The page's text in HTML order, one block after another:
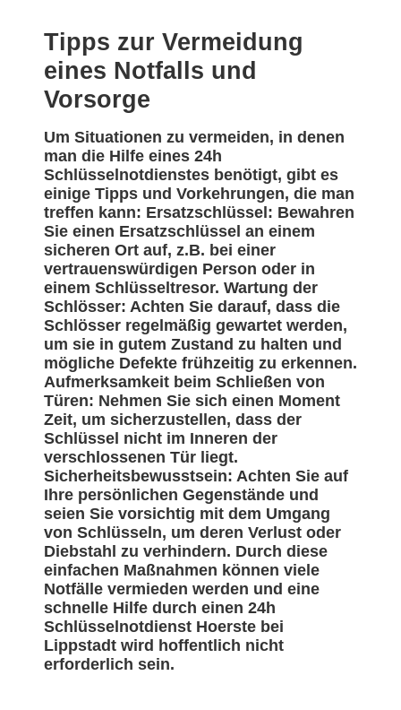
Tipps zur Vermeidung
eines Notfalls und
Vorsorge
Um Situationen zu vermeiden, in denen
man die Hilfe eines 24h
Schlüsselnotdienstes benötigt, gibt es
einige Tipps und Vorkehrungen, die man
treffen kann: Ersatzschlüssel: Bewahren
Sie einen Ersatzschlüssel an einem
sicheren Ort auf, z.B. bei einer
vertrauenswürdigen Person oder in
einem Schlüsseltresor. Wartung der
Schlösser: Achten Sie darauf, dass die
Schlösser regelmäßig gewartet werden,
um sie in gutem Zustand zu halten und
mögliche Defekte frühzeitig zu erkennen.
Aufmerksamkeit beim Schließen von
Türen: Nehmen Sie sich einen Moment
Zeit, um sicherzustellen, dass der
Schlüssel nicht im Inneren der
verschlossenen Tür liegt.
Sicherheitsbewusstsein: Achten Sie auf
Ihre persönlichen Gegenstände und
seien Sie vorsichtig mit dem Umgang
von Schlüsseln, um deren Verlust oder
Diebstahl zu verhindern. Durch diese
einfachen Maßnahmen können viele
Notfälle vermieden werden und eine
schnelle Hilfe durch einen 24h
Schlüsselnotdienst Hoerste bei
Lippstadt wird hoffentlich nicht
erforderlich sein.